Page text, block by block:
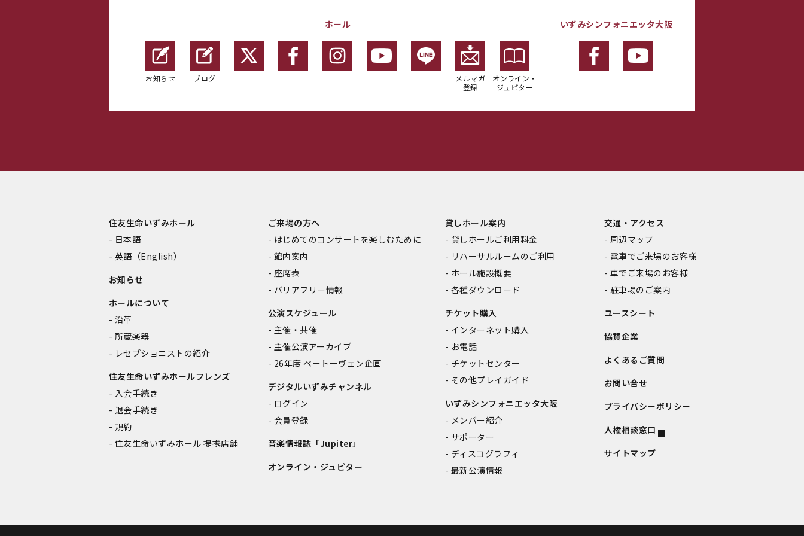
ホール
お知らせ ブログ
メルマガ
登録
オンライン・
ジュピター
いずみシンフォニエッタ大阪
住友生命いずみホール
日本語
英語（English）
お知らせ
ホールについて
沿革
所蔵楽器
レセプショニストの紹介
住友生命いずみホールフレンズ
入会手続き
退会手続き
規約
住友生命いずみホール 提携店舗
ご来場の方へ
はじめてのコンサートを楽しむために
館内案内
座席表
バリアフリー情報
公演スケジュール
主催・共催
主催公演アーカイブ
26年度 ベートーヴェン企画
デジタルいずみチャンネル
ログイン
会員登録
音楽情報誌「Jupiter」
オンライン・ジュピター
貸しホール案内
貸しホールご利用料金
リハーサルルームのご利用
ホール施設概要
各種ダウンロード
チケット購入
インターネット購入
お電話
チケットセンター
その他プレイガイド
いずみシンフォニエッタ大阪
メンバー紹介
サポーター
ディスコグラフィ
最新公演情報
交通・アクセス
周辺マップ
電車でご来場のお客様
車でご来場のお客様
駐車場のご案内
ユースシート
協賛企業
よくあるご質問
お問い合せ
プライバシーポリシー
人権相談窓口
サイトマップ